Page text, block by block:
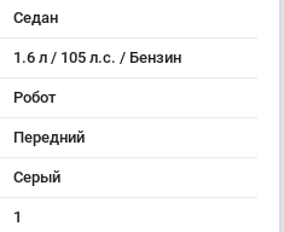
Седан
1.6 л / 105 л.с. / Бензин
Робот
Передний
Серый
1